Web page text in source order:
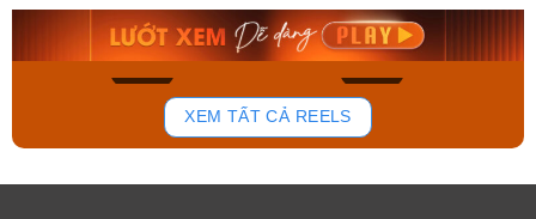
196
Mua ngay Mua ngay
XEM TẤT CẢ REELS